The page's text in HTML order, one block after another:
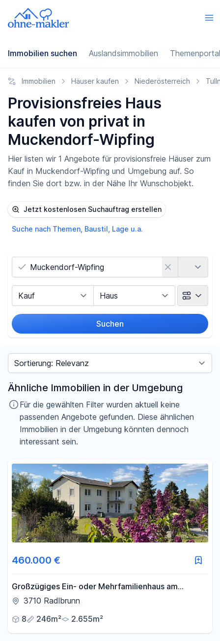
Immobilien suchen Auslandsimmobilien
Immobilien Häuser kaufen Niederösterreich
Provisionsfreies Haus
kaufen von privat in
Muckendorf-Wipfing
Hier listen wir 1 Angebote für provisionsfreie Häuser zum
Kauf in Muckendorf-Wipfing und Umgebung auf. So
finden Sie dort bzw. in der Nähe Ihr Wunschobjekt.
Jetzt kostenlosen Suchauftrag erstellen
Suche nach Themen, Baustil, Lage u.a.
Suchen
Preis
- m²
Filter für Fläche zurücksetzen
Sortieren nach
Ähnliche Immobilien in der Umgebung
Für die gewählten Filter wurden aktuell keine
passenden Angebote gefunden. Diese ähnlichen
Immobilien in der Umgebung könnten dennoch
interessant sein.
460.000 €
Großzügiges Ein- oder Mehrfamilienhaus am
Waldrand - Provisionsfrei
3710 Radlbrunn
8
246m² 2.655m²